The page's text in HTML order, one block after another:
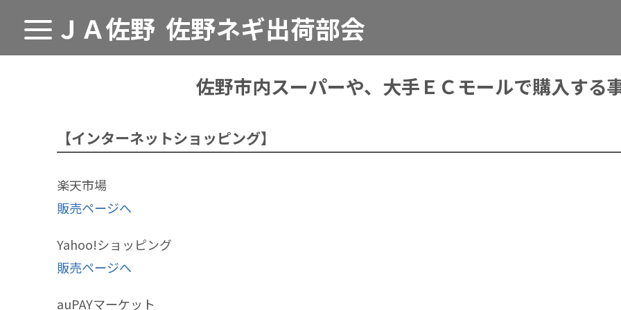
ＪＡ佐野 佐野ネギ出荷部会
佐野市内スーパーや、大手ＥＣモールで購入する
【インターネットショッピング】
楽天市場
販売ページへ
Yahoo!ショッピング
販売ページへ
auPAYマーケット